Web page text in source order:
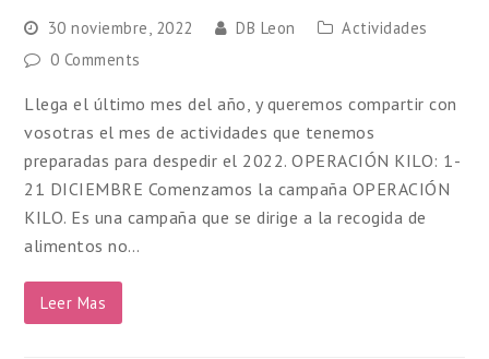
30 noviembre, 2022 DB Leon
Actividades
0 Comments
Llega el último mes del año, y queremos compartir con
vosotras el mes de actividades que tenemos
preparadas para despedir el 2022. OPERACIÓN KILO: 1-
21 DICIEMBRE Comenzamos la campaña OPERACIÓN
KILO. Es una campaña que se dirige a la recogida de
alimentos no…
Leer Mas